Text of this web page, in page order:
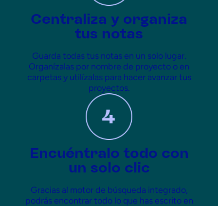
Centraliza y organiza
tus notas
Guarda todas tus notas en un solo lugar.
Organízalas por nombre de proyecto o en
carpetas y utilízalas para hacer avanzar tus
proyectos.
Encuéntralo todo con
un solo clic
Gracias al motor de búsqueda integrado,
podrás encontrar todo lo que has escrito en